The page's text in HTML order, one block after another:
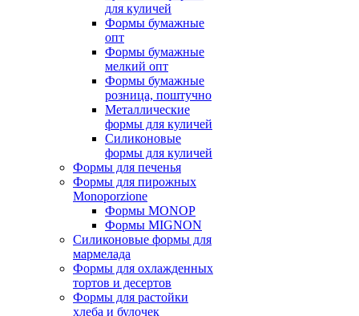
для куличей
Формы бумажные
опт
Формы бумажные
мелкий опт
Формы бумажные
розница, поштучно
Металлические
формы для куличей
Силиконовые
формы для куличей
Формы для печенья
Формы для пирожных
Monoporzione
Формы MONOP
Формы MIGNON
Силиконовые формы для
мармелада
Формы для oхлажденных
тортов и десертов
Формы для растойки
хлеба и булочек